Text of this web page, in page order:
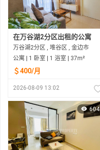
在万谷湖2分区出租的公寓
万谷湖2分区 , 堆谷区 , 金边市
公寓 | 1 卧室 | 1 浴室 | 37m²
＄400/月
2026-08-09 13:02
604